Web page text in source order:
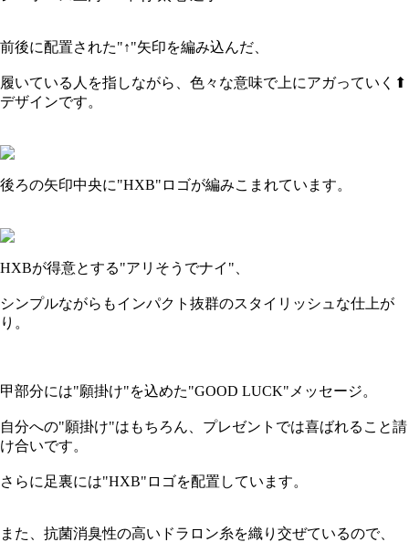
前後に配置された"↑"矢印を編み込んだ、
履いている人を指しながら、色々な意味で上にアガっていく⬆︎
デザインです。
後ろの矢印中央に"HXB"ロゴが編みこまれています。
HXBが得意とする"アリそうでナイ"、
シンプルながらもインパクト抜群のスタイリッシュな仕上が
り。
甲部分には"願掛け"を込めた"GOOD LUCK"メッセージ。
自分への"願掛け"はもちろん、プレゼントでは喜ばれること請
け合いです。
さらに足裏には"HXB"ロゴを配置しています。
また、抗菌消臭性の高いドラロン糸を織り交ぜているので、